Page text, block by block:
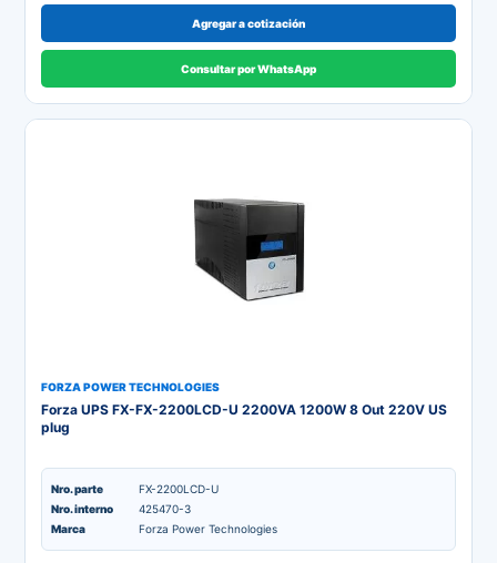
Agregar a cotización
Consultar por WhatsApp
FORZA POWER TECHNOLOGIES
Forza UPS FX-FX-2200LCD-U 2200VA 1200W 8 Out 220V US
plug
Nro. parte
FX-2200LCD-U
Nro. interno
425470-3
Marca
Forza Power Technologies